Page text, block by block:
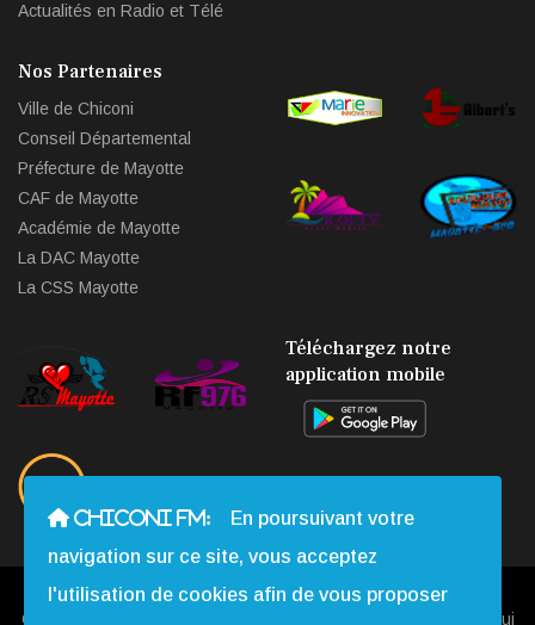
Actualités en Radio et Télé
Nos Partenaires
Ville de Chiconi
Conseil Départemental
Préfecture de Mayotte
CAF de Mayotte
Académie de Mayotte
La DAC Mayotte
La CSS Mayotte
Téléchargez notre
application mobile
Copyright © 2013 - 2026 Chiconi FM. Tous Droits Réservés | Qui
CHICONI FM:
En poursuivant votre
navigation sur ce site, vous acceptez
l'utilisation de cookies afin de vous proposer